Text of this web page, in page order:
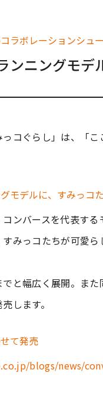
ンニングモ
コぐらし」は、「
ンバースを代表す
みっコたちが可愛ら
と幅広く展開。ま
します。
blogs/news/